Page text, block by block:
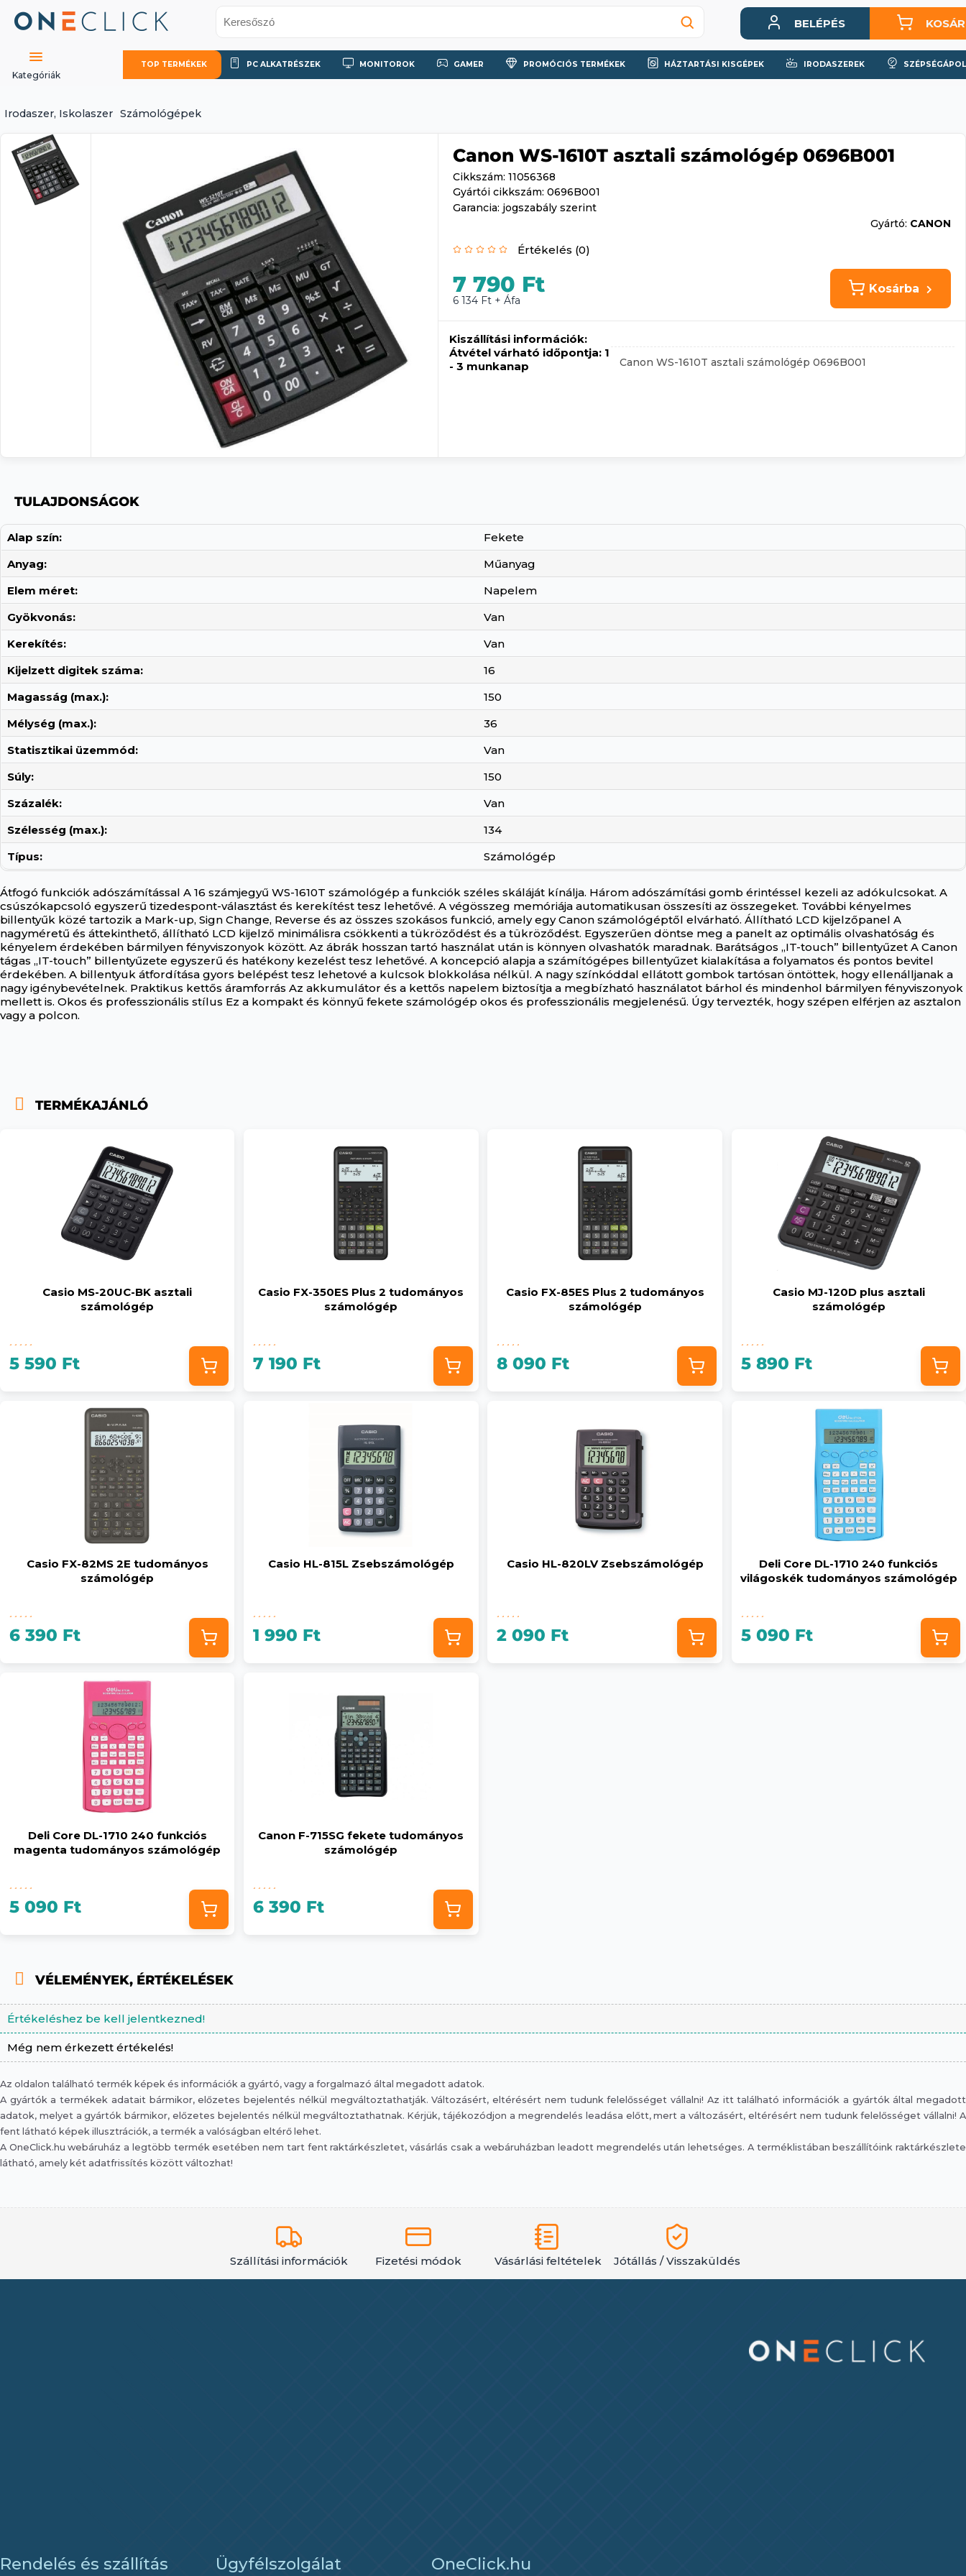
BELÉPÉS KOSÁR
Kategóriák
TOP TERMÉKEK PC ALKATRÉSZEK MONITOROK GAMER PROMÓCIÓS TERMÉKEK HÁZTARTÁSI KISGÉPEK IRODASZEREK
Irodaszer, Iskolaszer Számológépek
Canon WS-1610T asztali számológép 0696B001
Cikkszám: 11056368
Gyártói cikkszám: 0696B001
Garancia: jogszabály szerint
Gyártó: CANON
Értékelés (0)
7 790 Ft
6 134 Ft + Áfa
Kosárba
Kiszállítási információk:
Átvétel várható időpontja: 1
- 3 munkanap
Canon WS-1610T asztali számológép 0696B001
TULAJDONSÁGOK
Alap szín:
Fekete
Anyag:
Műanyag
Elem méret:
Napelem
Gyökvonás:
Van
Kerekítés:
Van
Kijelzett digitek száma:
16
Magasság (max.):
150
Mélység (max.):
36
Statisztikai üzemmód:
Van
Súly:
150
Százalék:
Van
Szélesség (max.):
134
Típus:
Számológép
Átfogó funkciók adószámítással A 16 számjegyű WS-1610T számológép a funkciók széles skáláját kínálja. Három adószámítási gomb érintéssel kezeli az adókulcsokat. A
csúszókapcsoló egyszerű tizedespont-választást és kerekítést tesz lehetővé. A végösszeg memóriája automatikusan összesíti az összegeket. További kényelmes
billentyűk közé tartozik a Mark-up, Sign Change, Reverse és az összes szokásos funkció, amely egy Canon számológéptől elvárható. Állítható LCD kijelzőpanel A
nagyméretű és áttekinthető, állítható LCD kijelző minimálisra csökkenti a tükröződést és a tükröződést. Egyszerűen döntse meg a panelt az optimális olvashatóság és
kényelem érdekében bármilyen fényviszonyok között. Az ábrák hosszan tartó használat után is könnyen olvashatók maradnak. Barátságos „IT-touch” billentyűzet A Canon
tágas „IT-touch” billentyűzete egyszerű és hatékony kezelést tesz lehetővé. A koncepció alapja a számítógépes billentyűzet kialakítása a folyamatos és pontos bevitel
érdekében. A billentyuk átfordítása gyors belépést tesz lehetové a kulcsok blokkolása nélkül. A nagy színkóddal ellátott gombok tartósan öntöttek, hogy ellenálljanak a
nagy igénybevételnek. Praktikus kettős áramforrás Az akkumulátor és a kettős napelem biztosítja a megbízható használatot bárhol és mindenhol bármilyen fényviszonyok
mellett is. Okos és professzionális stílus Ez a kompakt és könnyű fekete számológép okos és professzionális megjelenésű. Úgy tervezték, hogy szépen elférjen az asztalon
vagy a polcon.
TERMÉKAJÁNLÓ
Casio MS-20UC-BK asztali
számológép
5 590 Ft
Casio FX-350ES Plus 2 tudományos
számológép
7 190 Ft
Casio FX-85ES Plus 2 tudományos
számológép
8 090 Ft
Casio MJ-120D plus asztali
számológép
5 890 Ft
Casio FX-82MS 2E tudományos
számológép
6 390 Ft
Casio HL-815L Zsebszámológép
1 990 Ft
Casio HL-820LV Zsebszámológép
2 090 Ft
Deli Core DL-1710 240 funkciós
világoskék tudományos számológép
5 090 Ft
Deli Core DL-1710 240 funkciós
magenta tudományos számológép
5 090 Ft
Canon F-715SG fekete tudományos
számológép
6 390 Ft
VÉLEMÉNYEK, ÉRTÉKELÉSEK
Értékeléshez be kell jelentkezned!
Még nem érkezett értékelés!
Az oldalon található termék képek és információk a gyártó, vagy a forgalmazó által megadott adatok.
A gyártók a termékek adatait bármikor, előzetes bejelentés nélkül megváltoztathatják. Változásért, eltérésért nem tudunk felelősséget vállalni! Az itt található információk a gyártók által megadott
adatok, melyet a gyártók bármikor, előzetes bejelentés nélkül megváltoztathatnak. Kérjük, tájékozódjon a megrendelés leadása előtt, mert a változásért, eltérésért nem tudunk felelősséget vállalni! A
fent látható képek illusztrációk, a termék a valóságban eltérő lehet.
A OneClick.hu webáruház a legtöbb termék esetében nem tart fent raktárkészletet, vásárlás csak a webáruházban leadott megrendelés után lehetséges. A terméklistában beszállítóink raktárkészlete
látható, amely két adatfrissítés között változhat!
Szállítási információk Fizetési módok Vásárlási feltételek Jótállás / Visszaküldés
Rendelés és szállítás Ügyfélszolgálat OneClick.hu